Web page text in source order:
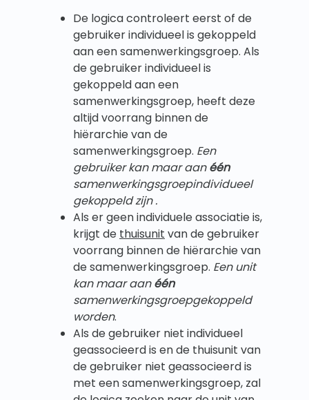
De logica controleert eerst of de
gebruiker individueel is gekoppeld
aan een samenwerkingsgroep. Als
de gebruiker individueel is
gekoppeld aan een
samenwerkingsgroep, heeft deze
altijd voorrang binnen de
hiërarchie van de
samenwerkingsgroep. Een
gebruiker kan maar aan één
samenwerkingsgroepindividueel
gekoppeld zijn .
Als er geen individuele associatie is,
krijgt de thuisunit van de gebruiker
voorrang binnen de hiërarchie van
de samenwerkingsgroep. Een unit
kan maar aan één
samenwerkingsgroepgekoppeld
worden.
Als de gebruiker niet individueel
geassocieerd is en de thuisunit van
de gebruiker niet geassocieerd is
met een samenwerkingsgroep, zal